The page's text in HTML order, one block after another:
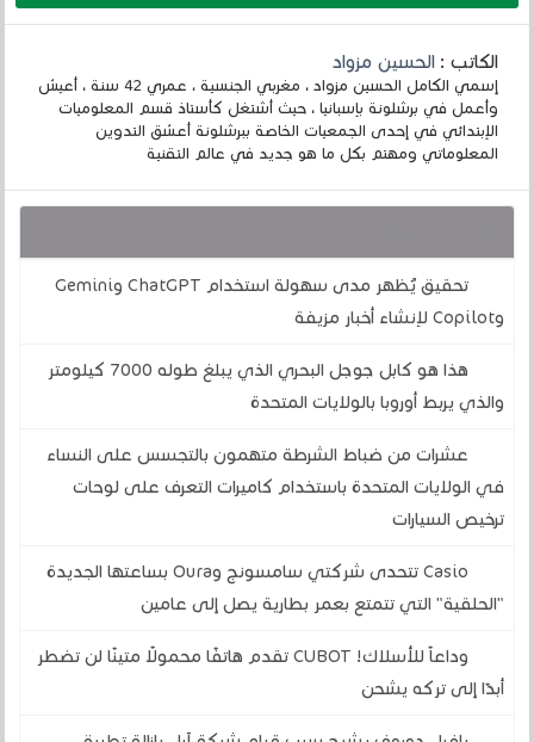
الكاتب :الحسين مزواد
إسمي الكامل الحسين مزواد ، مغربي الجنسية ، عمري 42 سنة ، أعيش
وأعمل في برشلونة بإسبانيا ، حيث أشتغل كأستاذ قسم المعلوميات
الإبتدائي في إحدى الجمعيات الخاصة ببرشلونة أعشق التدوين
المعلوماتي ومهتم بكل ما هو جديد في عالم التقنية
تحقيق يُظهر مدى سهولة استخدام ChatGPT وGemini
وCopilot لإنشاء أخبار مزيفة
هذا هو كابل جوجل البحري الذي يبلغ طوله 7000 كيلومتر
والذي يربط أوروبا بالولايات المتحدة
عشرات من ضباط الشرطة متهمون بالتجسس على النساء
في الولايات المتحدة باستخدام كاميرات التعرف على لوحات
ترخيص السيارات
Casio تتحدى شركتي سامسونج وOura بساعتها الجديدة
"الحلقية" التي تتمتع بعمر بطارية يصل إلى عامين
وداعاً للأسلاك! CUBOT تقدم هاتفًا محمولًا متينًا لن تضطر
أبدًا إلى تركه يشحن